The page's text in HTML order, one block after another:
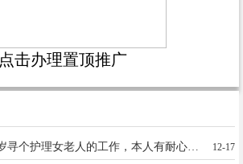
点击办理置顶推广
求职，本人54岁寻个护理女老人的工作，本人有耐心，责任心，好沟通，好相处，工资在四千左右，电话13033474311 12-17